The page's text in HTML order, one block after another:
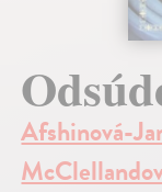
Afshinová-